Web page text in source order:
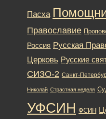
Пасха
Православие
Россия Русская
Церковь Русские
СИЗО-2 Санкт-
Николай Страстная неделя
УФСИН ФСИН